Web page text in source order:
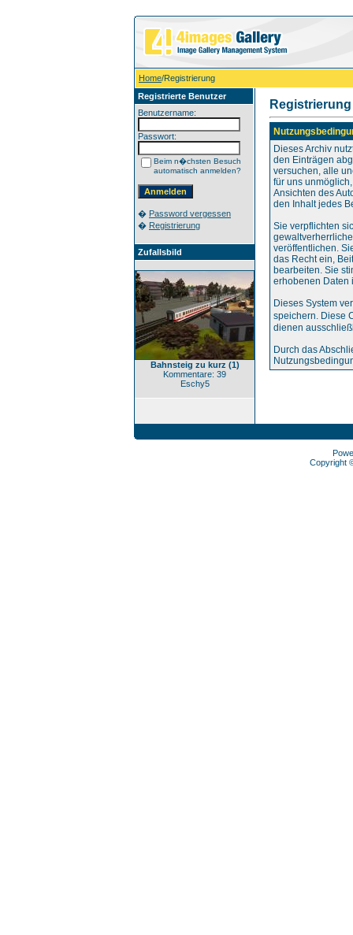
Home/Registrierung
Registrierte Benutzer
Benutzername:
Passwort:
Beim n�chsten Besuch
automatisch anmelden?
� Password vergessen
� Registrierung
Zufallsbild
Bahnsteig zu kurz (1)
Kommentare: 39
Eschy5
Registrierung
Dieses Archiv
den Einträgen
versuchen, alle
für uns
Ansichten des
den Inhalt jedes
Sie verpflichten
veröffentlichen.
das Recht ein,
bearbeiten. Sie
erhobenen Daten
Dieses System
speichern. Diese
dienen
Durch das
Copyright